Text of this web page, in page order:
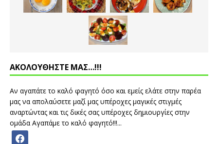
ΑΚΟΛΟΥΘΗΣΤΕ ΜΑΣ…!!!
Αν αγαπάτε το καλό φαγητό όσο και εμείς ελάτε στην παρέα
μας να απολαύσετε μαζί μας υπέροχες μαγικές στιγμές
αναρτώντας και τις δικές σας υπέροχες δημιουργίες στην
ομάδα Αγαπάμε το καλό φαγητό!!!...